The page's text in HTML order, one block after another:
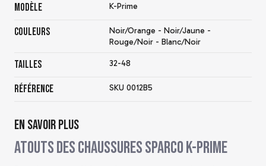
Modèle K-Prime
Couleurs
Noir/Orange - Noir/Jaune -
Rouge/Noir - Blanc/Noir
Tailles 32-48
Référence SKU 0012B5
En savoir plus
Atouts des chaussures Sparco K-Prime